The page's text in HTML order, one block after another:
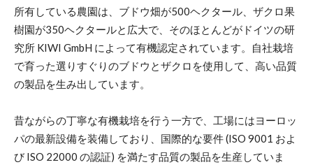
所有している農園は、ブドウ畑が500ヘクタール、ザクロ果
樹園が350ヘクタールと広大で、そのほとんどがドイツの研
究所 KIWI GmbH によって有機認定されています。自社栽培
で育った選りすぐりのブドウとザクロを使用して、高い品質
の製品を生み出しています。
昔ながらの丁寧な有機栽培を行う一方で、工場にはヨーロッ
パの最新設備を装備しており、国際的な要件 (ISO 9001 およ
び ISO 22000 の認証) を満たす品質の製品を生産していま